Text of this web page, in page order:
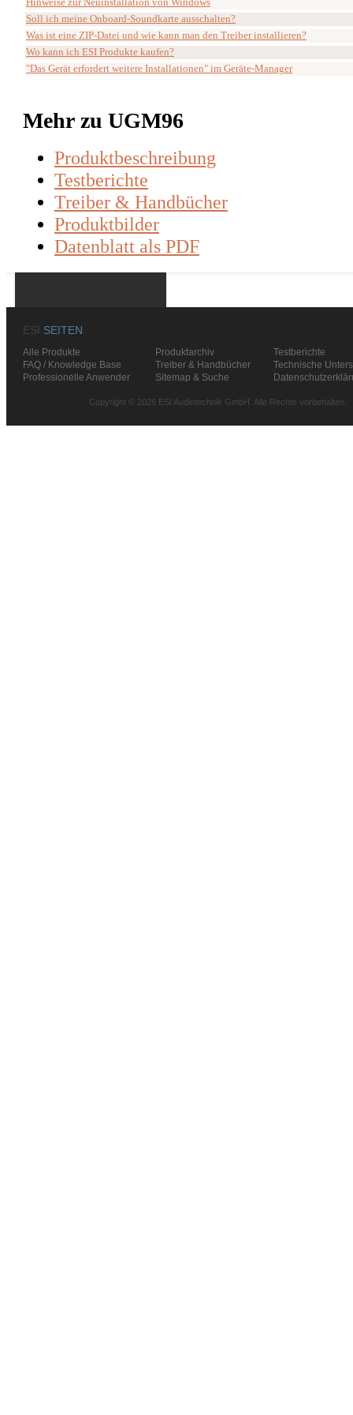
Hinweise zur Neuinstallation von Windows
Soll ich meine Onboard-Soundkarte ausschalten?
Was ist eine ZIP-Datei und wie kann man den Treiber installieren?
Wo kann ich ESI Produkte kaufen?
"Das Gerät erfordert weitere Installationen" im Geräte-Manager
Mehr zu UGM96
Produktbeschreibung
Testberichte
Treiber & Handbücher
Produktbilder
Datenblatt als PDF
ESI SEITEN
Alle Produkte Produktarchiv
Testberichte
FAQ / Knowledge Base
Treiber & Handbücher
Technische
Professionelle Anwender
Sitemap & Suche
Copyright © 2026 ESI Audiotechnik GmbH. Alle Rechte vorbehalten.